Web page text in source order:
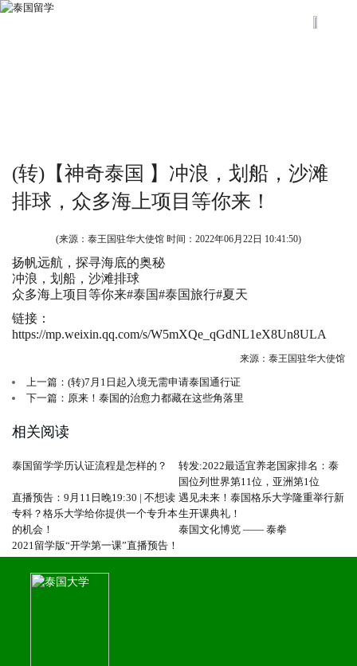
(转)【神奇泰国 】冲浪，划船，沙滩
排球，众多海上项目等你来！
(来源：泰王国驻华大使馆 时间： 2022年06月22日 10:41:50)
扬帆远航，探寻海底的奥秘
冲浪，划船，沙滩排球
众多海上项目等你来#泰国#泰国旅行#夏天
链接：
https://mp.weixin.qq.com/s/W5mXQe_qGdNL1eX8Un8ULA
来源：泰王国驻华大使馆
上一篇：(转)7月1日起入境无需申请泰国通行证
下一篇：原来！泰国的治愈力都藏在这些角落里
相关阅读
泰国留学学历认证流程是怎样的？
转发:2022最适宜养老国家排名：泰
国位列世界第11位，亚洲第1位
直播预告：9月11日晚19:30 | 不想读
专科？格乐大学给你提供一个专升本
的机会！
遇见未来！泰国格乐大学隆重举行新
生开课典礼！
泰国文化博览 —— 泰拳
2021留学版“开学第一课”直播预告！